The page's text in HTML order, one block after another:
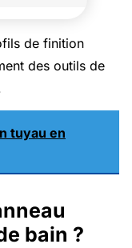
de finition
des outils de
tuyau en
bain ?